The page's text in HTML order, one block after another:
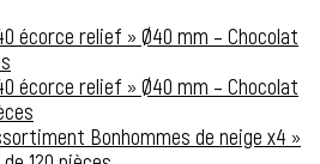
écorce relief » Ø40 mm – Chocolat
écorce relief » Ø40 mm – Chocolat
Bonhommes de neige x4 »